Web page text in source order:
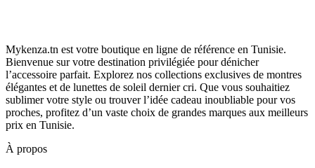
Mykenza.tn est votre boutique en ligne de référence en Tunisie.
Bienvenue sur votre destination privilégiée pour dénicher
l’accessoire parfait. Explorez nos collections exclusives de montres
élégantes et de lunettes de soleil dernier cri. Que vous souhaitiez
sublimer votre style ou trouver l’idée cadeau inoubliable pour vos
proches, profitez d’un vaste choix de grandes marques aux meilleurs
prix en Tunisie.
À propos